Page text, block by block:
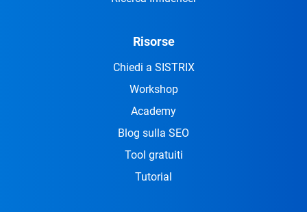
Risorse
Chiedi a SISTRIX
Workshop
Academy
Blog sulla SEO
Tool gratuiti
Tutorial